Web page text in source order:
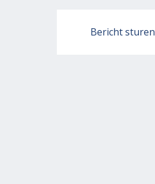
Bericht sturen